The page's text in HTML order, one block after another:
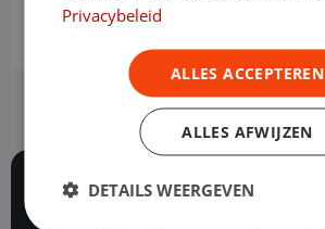
Privacybeleid
ALLES ACCEPTEREN
ALLES AFWIJZEN
DETAILS WEERGEVEN